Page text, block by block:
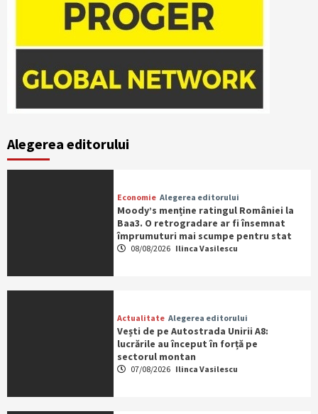
Alegerea editorului
Economie Alegerea editorului
Moody’s menține ratingul României la
Baa3. O retrogradare ar fi însemnat
împrumuturi mai scumpe pentru stat
08/08/2026 Ilinca Vasilescu
Actualitate Alegerea editorului
Vești de pe Autostrada Unirii A8:
lucrările au început în forță pe
sectorul montan
07/08/2026 Ilinca Vasilescu